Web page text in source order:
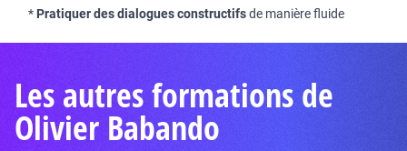
* Pratiquer des dialogues constructifsde manière fluide
Les autres formations de
Olivier Babando